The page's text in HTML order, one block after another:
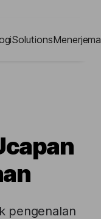
Solutions
pengenalan